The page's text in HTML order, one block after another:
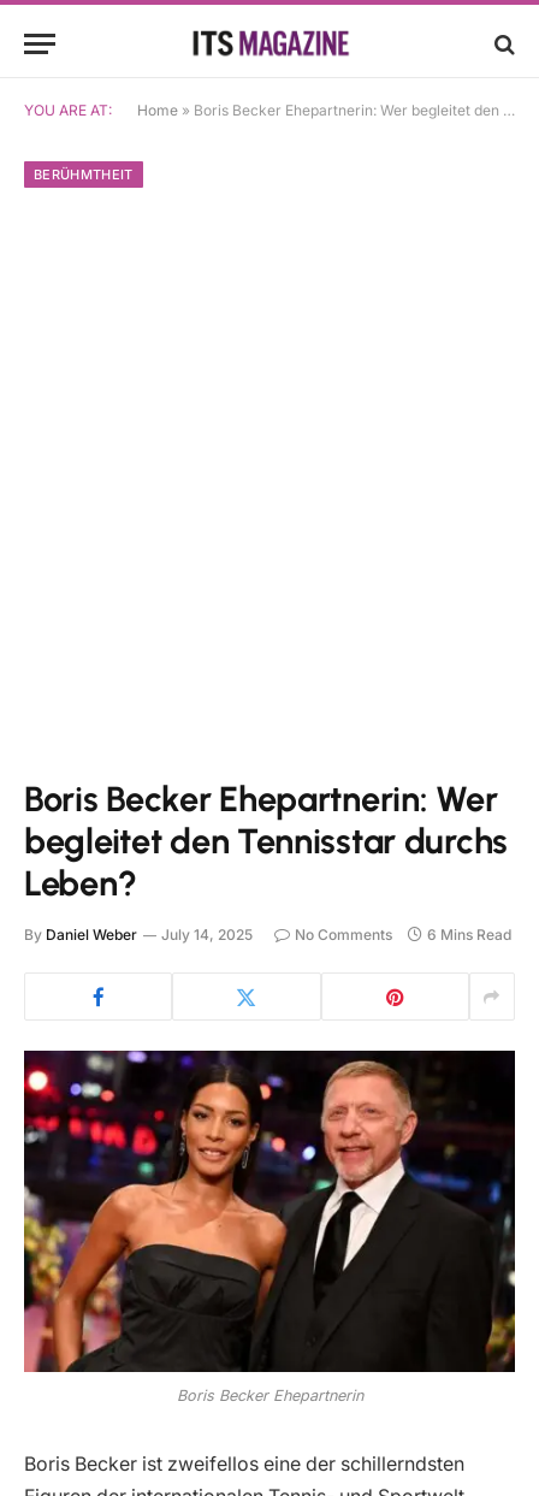
YOU ARE AT: Home » Boris Becker Ehepartnerin: Wer begleitet den Tennisstar durchs Leben?
BERÜHMTHEIT
Boris Becker Ehepartnerin: Wer
begleitet den Tennisstar durchs
Leben?
By Daniel Weber July 14, 2025 No Comments 6 Mins Read
Boris Becker Ehepartnerin
Boris Becker ist zweifellos eine der schillerndsten